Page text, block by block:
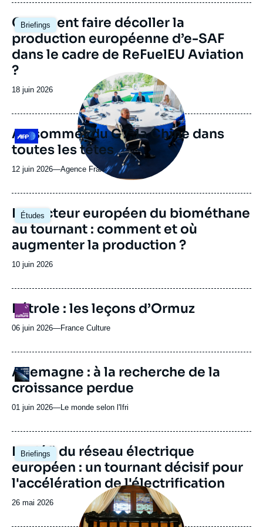
journal,
ou
émission
Briefings
Image
principale
Comment faire décoller la
production européenne d’e-SAF
dans le cadre de ReFuelEU Aviation
?
Date
publication
18 juin 2026
Logo
principale
médiatique
Au sommet du G7, la Chine dans
toutes les têtes
12 juin 2026—Nom
journal,
ou
émission
Agence France Presse
Études
Image
principale
Le secteur européen du biométhane
au tournant : comment et où
augmenter la production ?
Date
publication
10 juin 2026
Logo
URL
de
Spotify
Pétrole : les leçons d’Ormuz
06 juin 2026—Nom
journal,
ou
émission
France Culture
Logo
URL
de
Spotify
Allemagne : à la recherche de la
croissance perdue
01 juin 2026—Nom
journal,
ou
émission
Le monde selon l'Ifri
Briefings
Image
principale
Le défi du réseau électrique
européen : un tournant décisif pour
l'accélération de l'électrification
Date
26 mai 2026
Image
principale
médiatique